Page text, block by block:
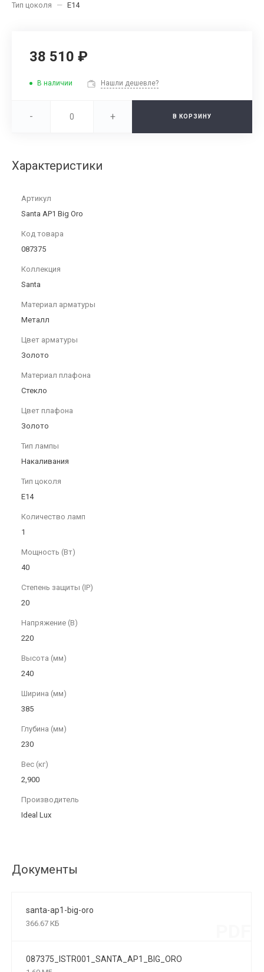
Тип цоколя
— E14
38 510 ₽
В наличии Нашли дешевле?
- + В КОРЗИНУ
Характеристики
Артикул
Santa AP1 Big Oro
Код товара
087375
Коллекция
Santa
Материал арматуры
Металл
Цвет арматуры
Золото
Материал плафона
Стекло
Цвет плафона
Золото
Тип лампы
Накаливания
Тип цоколя
E14
Количество ламп
1
Мощность (Вт)
40
Степень защиты (IP)
20
Напряжение (В)
220
Высота (мм)
240
Ширина (мм)
385
Глубина (мм)
230
Вес (кг)
2,900
Производитель
Ideal Lux
Документы
santa-ap1-big-oro
366.67 КБ
087375_ISTR001_SANTA_AP1_BIG_ORO